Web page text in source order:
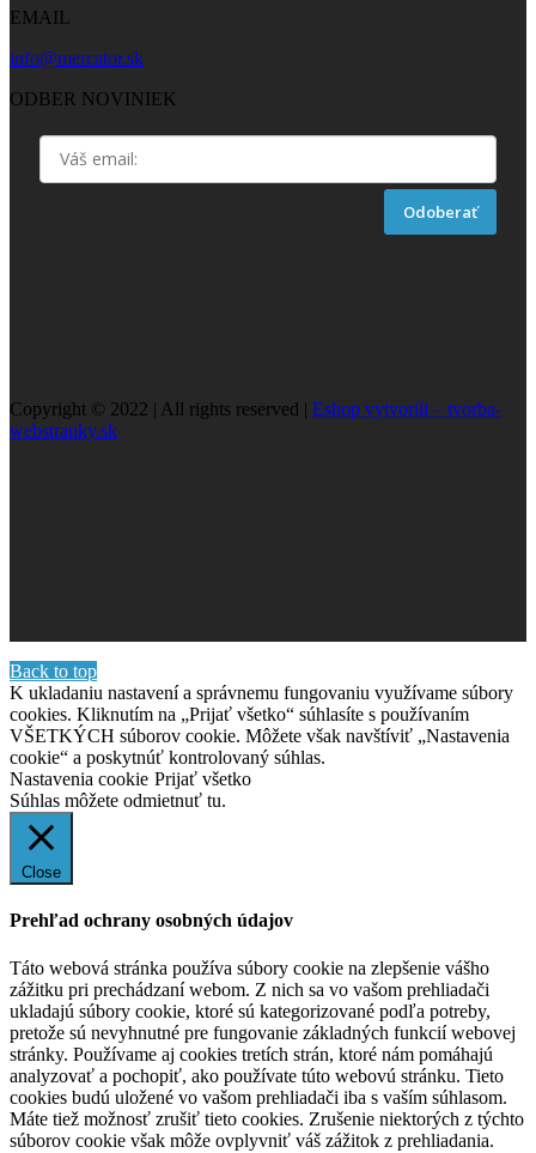
EMAIL
info@mercator.sk
ODBER NOVINIEK
Odoberať
Copyright © 2022 | All rights reserved | Eshop vytvorili – tvorba-
webstranky.sk
Back to top
K ukladaniu nastavení a správnemu fungovaniu využívame súbory
cookies. Kliknutím na „Prijať všetko“ súhlasíte s používaním
VŠETKÝCH súborov cookie. Môžete však navštíviť „Nastavenia
cookie“ a poskytnúť kontrolovaný súhlas.
Nastavenia cookie Prijať všetko
Súhlas môžete odmietnuť tu.
Close
Prehľad ochrany osobných údajov
Táto webová stránka používa súbory cookie na zlepšenie vášho
zážitku pri prechádzaní webom. Z nich sa vo vašom prehliadači
ukladajú súbory cookie, ktoré sú kategorizované podľa potreby,
pretože sú nevyhnutné pre fungovanie základných funkcií webovej
stránky. Používame aj cookies tretích strán, ktoré nám pomáhajú
analyzovať a pochopiť, ako používate túto webovú stránku. Tieto
cookies budú uložené vo vašom prehliadači iba s vaším súhlasom.
Máte tiež možnosť zrušiť tieto cookies. Zrušenie niektorých z týchto
súborov cookie však môže ovplyvniť váš zážitok z prehliadania.